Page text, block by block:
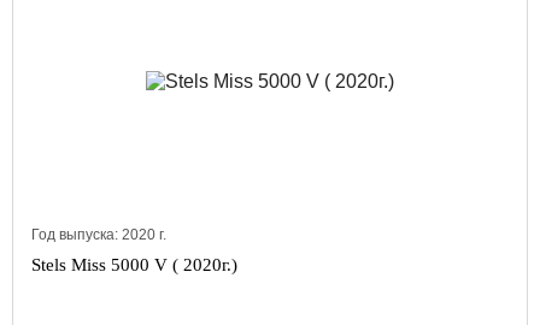
Год выпуска: 2020 г.
Stels Miss 5000 V ( 2020г.)